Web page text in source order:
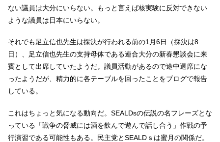
ない議員は大分にいらない。もっと言えば核実験に反対できない
ような議員は日本にいらない。
それでも足立信也先生は採決が行われる前の1月6日（採決は8
日）、足立信也先生の支持母体である連合大分の新春懇談会に来
賓として出席していたようだ。議員活動があるので途中退席にな
ったようだが、精力的に各テーブルを回ったことをブログで報告
している。
これはちょっと気になる動向だ。SEALDsの伝説の名フレーズとな
っている「戦争の脅威には酒を飲んで遊んで話し合う」作戦の予
行演習である可能性もある。民主党とSEALDｓは蜜月の関係だ。